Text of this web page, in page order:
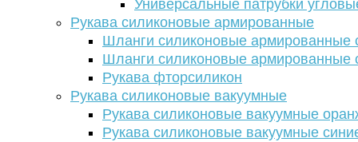
Универсальные патрубки
Рукава силиконовые армированные
Шланги силиконовые армированные
Шланги силиконовые армированные
Рукава фторсиликон
Рукава силиконовые вакуумные
Рукава силиконовые вакуумные
Рукава силиконовые вакуумные